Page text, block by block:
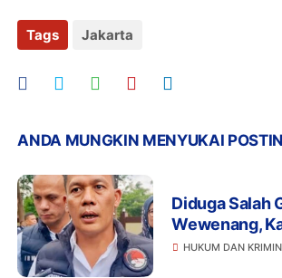
Tags Jakarta
ANDA MUNGKIN MENYUKAI
Diduga Salah
Wewenang,
Polres
HUKUM DAN